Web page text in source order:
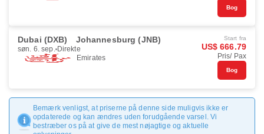
Bog
Dubai (DXB) Johannesburg (JNB)
søn. 6. sep. Direkte
Emirates
Start fra
US$ 666.79
Pris/ Pax
Bog
Bemærk venligst, at priserne på denne side muligvis ikke er
opdaterede og kan ændres uden forudgående varsel. Vi
bestræber os på at give de mest nøjagtige og aktuelle